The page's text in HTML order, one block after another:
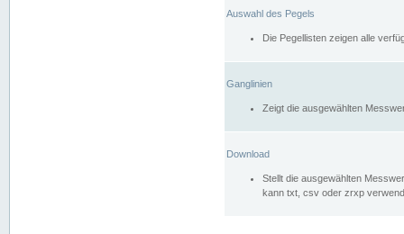
Auswahl des Pegels
Die Pegellisten zeigen alle
Ganglinien
Zeigt die ausgewählten
Download
Stellt die ausgewählten
kann txt, csv oder zrxp